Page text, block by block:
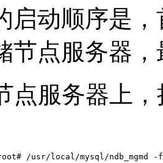
启动顺序是
节点服务器
点服务器上